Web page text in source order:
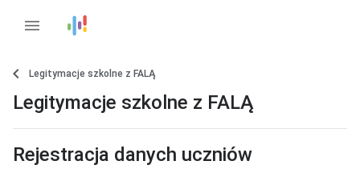
menu
Legitymacje szkolne z FALĄ
Legitymacje szkolne z FALĄ
Rejestracja danych uczniów